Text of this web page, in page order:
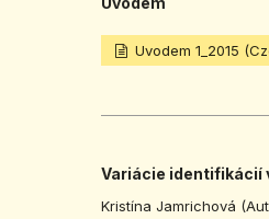
Uvodem 1_2015
Variácie identifikácií
Kristína Jamrichová